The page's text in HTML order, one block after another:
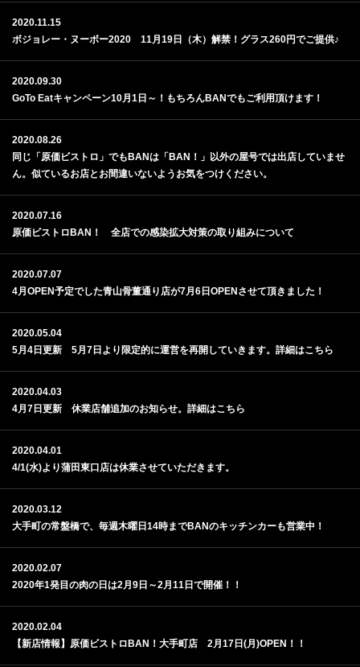
2020.11.15
ボジョレー・ヌーボー2020 11月19日（木）解禁！グラス260円でご提供♪
2020.09.30
GoTo Eatキャンペーン10月1日～！もちろんBANでもご利用頂けます！
2020.08.26
同じ「原価ビストロ」でもBANは「BAN！」以外の屋号では出店していませ
ん。似ているお店とお間違いないようお気をつけください。
2020.07.16
原価ビストロBAN！ 全店での感染拡大対策の取り組みについて
2020.07.07
4月OPEN予定でした青山骨董通り店が7月6日OPENさせて頂きました！
2020.05.04
5月4日更新 5月7日より限定的に運営を再開していきます。詳細はこちら
2020.04.03
4月7日更新 休業店舗追加のお知らせ。詳細はこちら
2020.04.01
4/1(水)より蒲田東口店は休業させていただきます。
2020.03.12
大手町の常盤橋で、毎週木曜日14時までBANのキッチンカーも営業中！
2020.02.07
2020年1発目の肉の日は2月9日～2月11日で開催！！
2020.02.04
【新店情報】原価ビストロBAN！大手町店 2月17日(月)OPEN！！